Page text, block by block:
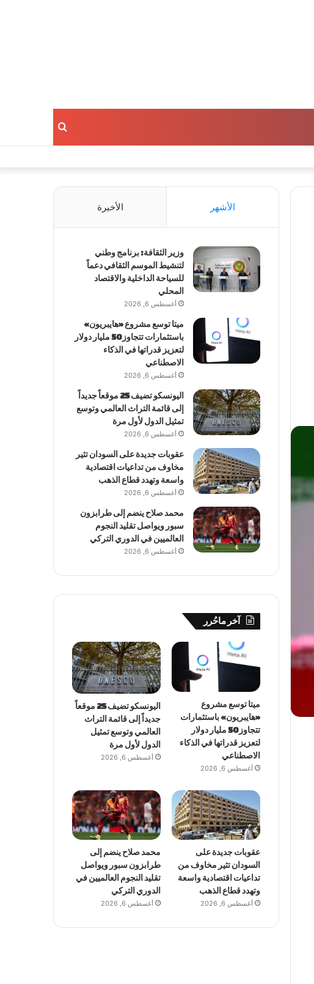
بحث
الأشهر الأخيرة
وزير الثقافة: برنامج وطني
لتنشيط الموسم الثقافي دعماً
للسياحة الداخلية والاقتصاد
المحلي
أغسطس 6, 2026
ميتا توسع مشروع «هايبريون»
باستثمارات تتجاوز 50 مليار دولار
لتعزيز قدراتها في الذكاء
الاصطناعي
أغسطس 6, 2026
اليونسكو تضيف 25 موقعاً جديداً
إلى قائمة التراث العالمي وتوسع
تمثيل الدول لأول مرة
أغسطس 6, 2026
عقوبات جديدة على السودان تثير
مخاوف من تداعيات اقتصادية
واسعة وتهدد قطاع الذهب
أغسطس 6, 2026
محمد صلاح ينضم إلى طرابزون
سبور ويواصل تقليد النجوم
العالميين في الدوري التركي
أغسطس 6, 2026
آخر ماحُرر
ميتا توسع مشروع
«هايبريون» باستثمارات
تتجاوز 50 مليار دولار
لتعزيز قدراتها في الذكاء
الاصطناعي
أغسطس 6, 2026
اليونسكو تضيف 25 موقعاً
جديداً إلى قائمة التراث
العالمي وتوسع تمثيل
الدول لأول مرة
أغسطس 6, 2026
عقوبات جديدة على
السودان تثير مخاوف من
تداعيات اقتصادية واسعة
وتهدد قطاع الذهب
أغسطس 6, 2026
محمد صلاح ينضم إلى
طرابزون سبور ويواصل
تقليد النجوم العالميين في
الدوري التركي
أغسطس 6, 2026